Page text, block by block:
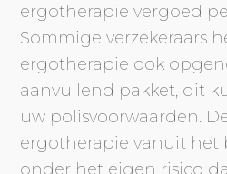
ergotherapie vergoed
Sommige verzekeraars
ergotherapie ook
aanvullend pakket, dit
uw polisvoorwaarden.
ergotherapie vanuit het
onder het eigen risico